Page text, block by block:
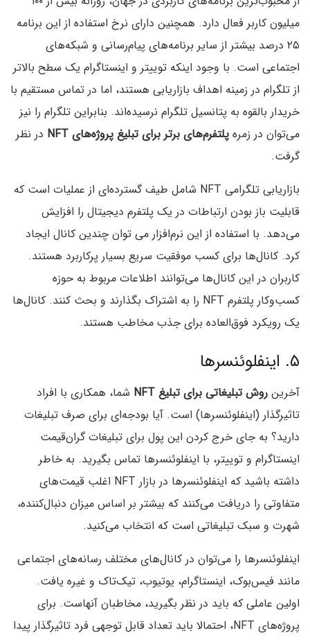
میلیون کاربر فعال دارد. همچنین دارای نرخ استفاده از این برنامه
۲۵ درصد بیشتر از سایر برنامه‌های پیام‌رسانی و شبکه‌های
اجتماعی است. با وجود اینکه توییتر و اینستاگرام یک سطح بالاتر
از تلگرام در زمینه اهداف بازاریابی هستند، اما در تماس مستقیم با
خریدار بالقوه به پتانسیل تلگرام نرسیده‌اند. بنابراین تلگرام را نیز
می‌توان در زمره پلتفرم‌های برتر برای تبلیغ پروژه‌های NFT
در نظر
گرفت.
بازاریابی تلگرامی NFT شامل طیف گسترده‌ای از عملیات است که
قابلیت باز بودن ارتباطات در یک پلتفرم دیجیتال را افزایش
می‌دهد. با استفاده از این نرم‌افزار می توان چندین کانال ایجاد
کرد. کانال‌ها برای کسب موفقیت سریع بسیار پرکاربرد هستند.
کاربران در این کانال‌ها می‌توانند اطلاعات مربوط به حوزه
کسب‌وکار پلتفرم NFT را به اشتراک بگذارند و بحث کنند. کانال‌ها
یک رویکرد فوق‌العاده برای جذب مخاطب هستند.
۵. اینفلوئنسرها
آخرین روش تبلیغاتی برای تبلیغ NFT
شما، همکاری با افراد
تاثیرگذار (اینفلوئنسرها) است. آیا بودجه‌ای برای صرف تبلیغات
دارید؟ به جای خرج کردن این پول برای تبلیغات گران‌قیمت
اینستاگرام و توییتر، با اینفلوئنسرها تماس بگیرید. به خاطر
داشته باشید که اینفلوئنسرها در بازار NFT اغلب قیمت‌های
متفاوتی را دریافت می‌کنند که بیشتر بر اساس میزان دنبال‌کننده،
شهرت و سبک تبلیغاتی است که انتخاب می‌کنید.
اینفلوئنسرها را می‌توان در کانال‌های مختلف رسانه‌های اجتماعی
مانند فیس‌بوک، اینستاگرام، یوتیوب، تیک‌تاک و غیره یافت.
اولین عاملی که باید در نظر بگیرید، مخاطبان آنهاست. برای
پروژه‌های NFT، احتمالا باید تعداد قابل توجهی فرد تاثیرگذار پیدا